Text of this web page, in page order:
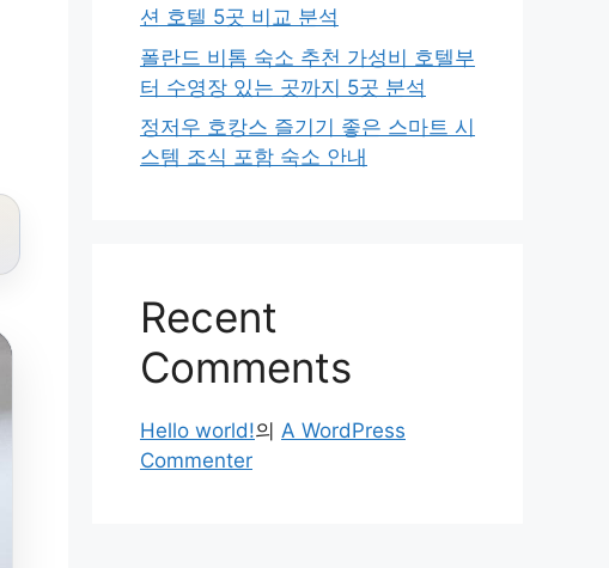
션 호텔 5곳 비교 분석
폴란드 비톰 숙소 추천 가성비 호텔부
터 수영장 있는 곳까지 5곳 분석
정저우 호캉스 즐기기 좋은 스마트 시
스템 조식 포함 숙소 안내
Recent
Comments
Hello world!의 A WordPress
Commenter